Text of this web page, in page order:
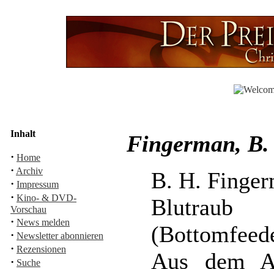
Inhalt
· Home
· Archiv
· Impressum
· Kino- & DVD-
Vorschau
· News melden
· Newsletter abonnieren
· Rezensionen
· Suche
Fingerman,
B. H.
Blutraub
Aus dem